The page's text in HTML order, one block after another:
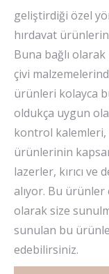
geliştirdiği özel
hırdavat
Buna bağlı
çivi
ürünleri kolayca
oldukça uygun
kontrol kalemleri,
ürünlerinin
lazerler, kırıcı
alıyor. Bu
olarak size
sunulan bu
edebilirsiniz.